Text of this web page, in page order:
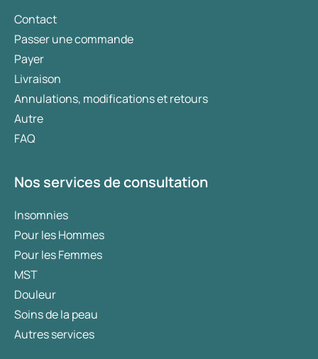
Contact
Passer une commande
Payer
Livraison
Annulations, modifications et retours
Autre
FAQ
Nos services de consultation
Insomnies
Pour les Hommes
Pour les Femmes
MST
Douleur
Soins de la peau
Autres services